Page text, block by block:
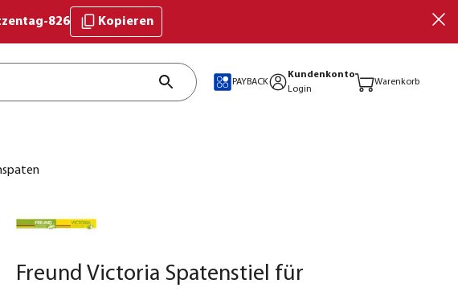
826 Kopieren
PAYBACK
Kundenkonto
Login
Warenkorb
Freund Victoria Spatenstiel für